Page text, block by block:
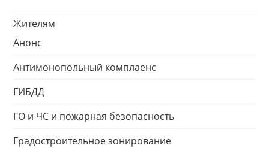
Жителям
Анонс
Антимонопольный комплаенс
ГИБДД
ГО и ЧС и пожарная безопасность
Градостроительное зонирование